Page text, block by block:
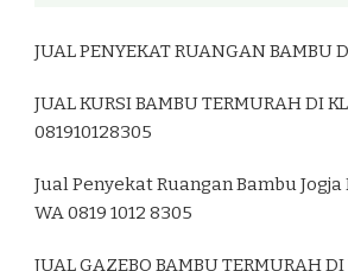
JUAL PENYEKAT RUANGAN BAMBU
JUAL KURSI BAMBU TERMURAH DI
081910128305
Jual Penyekat Ruangan Bambu Jogja
WA 0819 1012 8305
JUAL GAZEBO BAMBU TERMURAH DI